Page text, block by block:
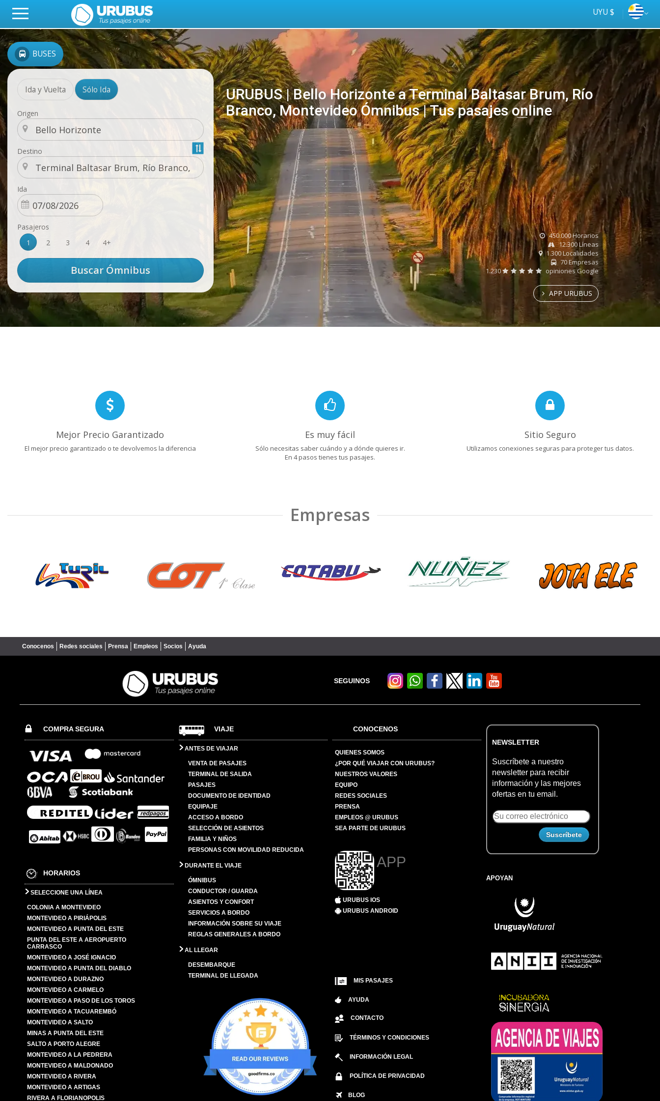
UYU $
BUSES
Ida y Vuelta Sólo Ida
Origen
Destino
Ida
Pasajeros
1
2 3 4 4+
URUBUS | Bello Horizonte a Terminal Baltasar Brum, Río
Branco, Montevideo Ómnibus | Tus pasajes online
online
Tus
ómnibus
450.000 Horarios
12.300 Líneas
1.300 Localidades
70 Empresas
1.230
opiniones Google
APP URUBUS
Mejor Precio Garantizado
El mejor precio garantizado o te devolvemos la diferencia
Es muy fácil
Sólo necesitas saber cuándo y a dónde quieres ir.
En 4 pasos tienes tus pasajes.
Sitio Seguro
Utilizamos conexiones seguras para proteger tus datos.
Empresas
Conocenos Redes sociales Prensa Empleos Socios Ayuda
SEGUINOS
COMPRA SEGURA
HORARIOS
SELECCIONE UNA LÍNEA
COLONIA A MONTEVIDEO
MONTEVIDEO A PIRIÁPOLIS
MONTEVIDEO A PUNTA DEL ESTE
PUNTA DEL ESTE A AEROPUERTO
CARRASCO
MONTEVIDEO A JOSÉ IGNACIO
MONTEVIDEO A PUNTA DEL DIABLO
MONTEVIDEO A DURAZNO
MONTEVIDEO A CARMELO
MONTEVIDEO A PASO DE LOS TOROS
MONTEVIDEO A TACUAREMBÓ
MONTEVIDEO A SALTO
MINAS A PUNTA DEL ESTE
SALTO A PORTO ALEGRE
MONTEVIDEO A LA PEDRERA
MONTEVIDEO A MALDONADO
MONTEVIDEO A RIVERA
MONTEVIDEO A ARTIGAS
RIVERA A FLORIANOPOLIS
VIAJE
ANTES DE VIAJAR
VENTA DE PASAJES
TERMINAL DE SALIDA
PASAJES
DOCUMENTO DE IDENTIDAD
EQUIPAJE
ACCESO A BORDO
SELECCIÓN DE ASIENTOS
FAMILIA Y NIÑOS
PERSONAS CON MOVILIDAD REDUCIDA
DURANTE EL VIAJE
ÓMNIBUS
CONDUCTOR / GUARDA
ASIENTOS Y CONFORT
SERVICIOS A BORDO
INFORMACIÓN SOBRE SU VIAJE
REGLAS GENERALES A BORDO
AL LLEGAR
DESEMBARQUE
TERMINAL DE LLEGADA
CONOCENOS
QUIENES SOMOS
¿POR QUÉ VIAJAR CON URUBUS?
NUESTROS VALORES
EQUIPO
REDES SOCIALES
PRENSA
EMPLEOS @ URUBUS
SEA PARTE DE URUBUS
APP
URUBUS IOS
URUBUS ANDROID
MIS PASAJES
AYUDA
CONTACTO
TÉRMINOS Y CONDICIONES
INFORMACIÓN LEGAL
POLÍTICA DE PRIVACIDAD
BLOG
NEWSLETTER
Suscríbete a nuestro
newsletter para recibir
información y las mejores
ofertas en tu email.
APOYAN